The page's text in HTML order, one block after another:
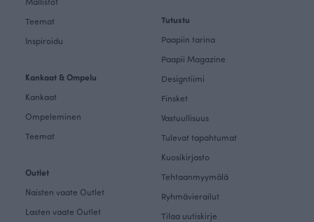
Teemat
Inspiroidu
Kankaat & Ompelu
Kankaat
Ompeleminen
Teemat
Outlet
Naisten vaate Outlet
Lasten vaate Outlet
Tutustu
Paapiin tarina
Paapii Magazine
Designtiimi
Finsket
Vastuullisuus
Tulevat tapahtumat
Kuosikirjasto
Tehtaanmyymälä
Ryhmävierailut
Tilaa uutiskirje